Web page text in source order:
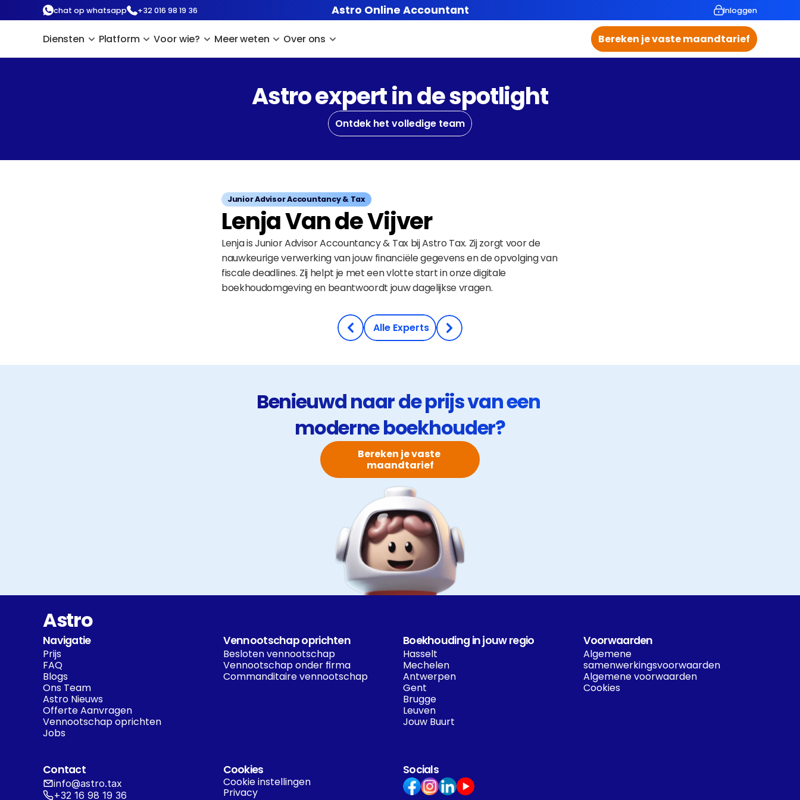
chat op whatsapp +32 016 98 19 36 Astro Online Accountant Inloggen
Diensten Platform Voor wie? Meer weten Over ons Bereken je vaste maandtarief
Astro expert in de spotlight
Ontdek het volledige team
Junior Advisor Accountancy & Tax
Lenja Van de Vijver
Lenja is Junior Advisor Accountancy & Tax bij Astro Tax. Zij zorgt voor de
nauwkeurige verwerking van jouw financiële gegevens en de opvolging van
fiscale deadlines. Zij helpt je met een vlotte start in onze digitale
boekhoudomgeving en beantwoordt jouw dagelijkse vragen.
Alle Experts
Benieuwd naar de prijs van een
moderne boekhouder?
Bereken je vaste
maandtarief
Astro
Navigatie
Prijs
FAQ
Blogs
Ons Team
Astro Nieuws
Offerte Aanvragen
Vennootschap oprichten
Jobs
Vennootschap oprichten
Besloten vennootschap
Vennootschap onder firma
Commanditaire vennootschap
Boekhouding in jouw regio
Hasselt
Mechelen
Antwerpen
Gent
Brugge
Leuven
Jouw Buurt
Voorwaarden
Algemene
samenwerkingsvoorwaarden
Algemene voorwaarden
Cookies
Contact
info@astro.tax
+32 16 98 19 36
Cookies
Cookie instellingen
Privacy
Socials